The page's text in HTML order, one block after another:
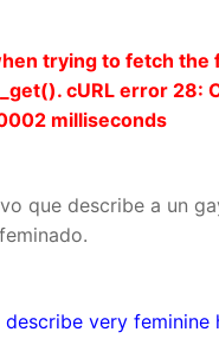
trying to fetch the
cURL error 28:
milliseconds
que describe a un
very feminine